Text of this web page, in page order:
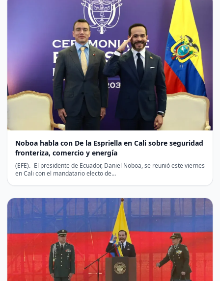
Noboa habla con De la Espriella en Cali sobre seguridad
fronteriza, comercio y energía
(EFE).- El presidente de Ecuador, Daniel Noboa, se reunió este viernes
en Cali con el mandatario electo de…